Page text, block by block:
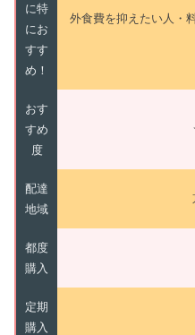
に特
にお
すす
め！
外食費を抑えたい人・
おす
すめ
度
配達
地域
都度
購入
定期
購入